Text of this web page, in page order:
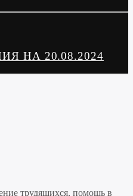
НА 20.08.2024
трудящихся, помощь в